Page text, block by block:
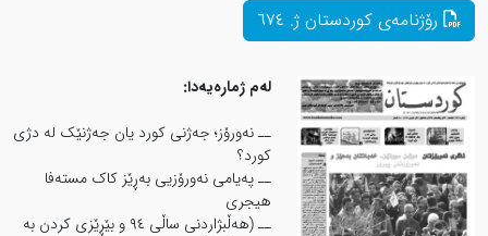
لەم ژمارەیەدا:
ــ نەورۆز؛ جەژنی کورد یان جەژنێک لە دژی
کورد؟
ــ پەیامی نەورۆزیی بەڕێز کاک مستەفا
هیجری
ــ (هەڵبژاردنی ساڵی ٩٤ و بێڕێزی کردن بە